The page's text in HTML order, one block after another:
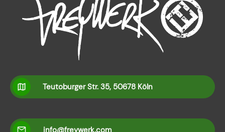
Teutoburger Str. 35, 50678 Köln
info@freywerk.com